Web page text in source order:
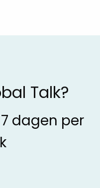
Talk?
dagen per